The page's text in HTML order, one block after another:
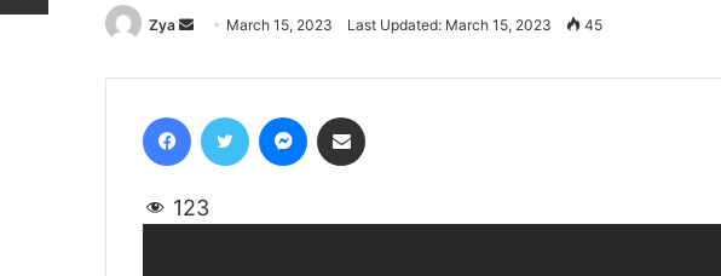
Zya
Send
email
March 15, 2023 Last Updated: March 15, 2023 45
123